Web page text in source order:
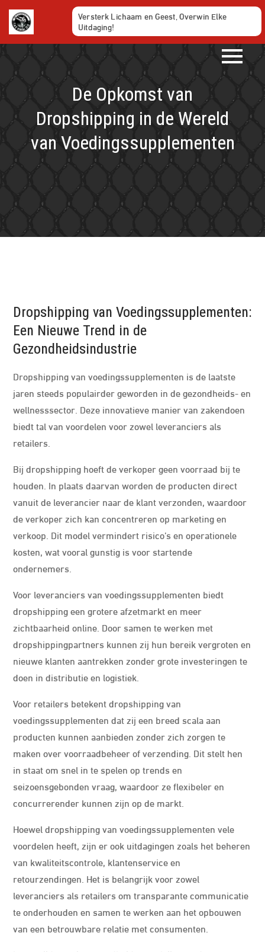
Ga
naar
de
inhoud
Versterk Lichaam en Geest, Overwin Elke
Uitdaging!
De Opkomst van
Dropshipping in de Wereld
van Voedingssupplementen
Dropshipping van Voedingssupplementen:
Een Nieuwe Trend in de
Gezondheidsindustrie
Dropshipping van voedingssupplementen is de laatste
jaren steeds populairder geworden in de gezondheids- en
wellnesssector. Deze innovatieve manier van zakendoen
biedt tal van voordelen voor zowel leveranciers als
retailers.
Bij dropshipping hoeft de verkoper geen voorraad bij te
houden. In plaats daarvan worden de producten direct
vanuit de leverancier naar de klant verzonden, waardoor
de verkoper zich kan concentreren op marketing en
verkoop. Dit model vermindert risico’s en operationele
kosten, wat vooral gunstig is voor startende
ondernemers.
Voor leveranciers van voedingssupplementen biedt
dropshipping een grotere afzetmarkt en meer
zichtbaarheid online. Door samen te werken met
dropshippingpartners kunnen zij hun bereik vergroten en
nieuwe klanten aantrekken zonder grote investeringen te
doen in distributie en logistiek.
Voor retailers betekent dropshipping van
voedingssupplementen dat zij een breed scala aan
producten kunnen aanbieden zonder zich zorgen te
maken over voorraadbeheer of verzending. Dit stelt hen
in staat om snel in te spelen op trends en
seizoensgebonden vraag, waardoor ze flexibeler en
concurrerender kunnen zijn op de markt.
Hoewel dropshipping van voedingssupplementen vele
voordelen heeft, zijn er ook uitdagingen zoals het beheren
van kwaliteitscontrole, klantenservice en
retourzendingen. Het is belangrijk voor zowel
leveranciers als retailers om transparante communicatie
te onderhouden en samen te werken aan het opbouwen
van een betrouwbare relatie met consumenten.